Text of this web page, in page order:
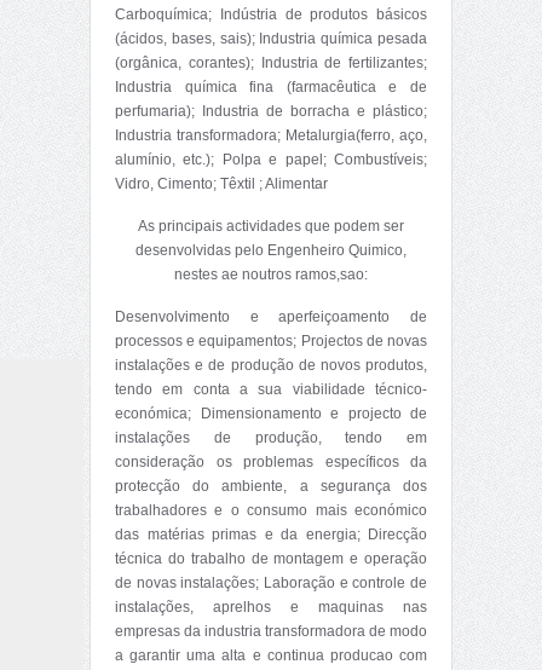
Carboquímica; Indústria de produtos básicos
(ácidos, bases, sais); Industria química pesada
(orgânica, corantes); Industria de fertilizantes;
Industria química fina (farmacêutica e de
perfumaria); Industria de borracha e plástico;
Industria transformadora; Metalurgia(ferro, aço,
alumínio, etc.); Polpa e papel; Combustíveis;
Vidro, Cimento; Têxtil ; Alimentar
As principais actividades que podem ser
desenvolvidas pelo Engenheiro Quimico,
nestes ae noutros ramos,sao:
Desenvolvimento e aperfeiçoamento de
processos e equipamentos; Projectos de novas
instalações e de produção de novos produtos,
tendo em conta a sua viabilidade técnico-
económica; Dimensionamento e projecto de
instalações de produção, tendo em
consideração os problemas específicos da
protecção do ambiente, a segurança dos
trabalhadores e o consumo mais económico
das matérias primas e da energia; Direcção
técnica do trabalho de montagem e operação
de novas instalações; Laboração e controle de
instalações, aprelhos e maquinas nas
empresas da industria transformadora de modo
a garantir uma alta e continua producao com